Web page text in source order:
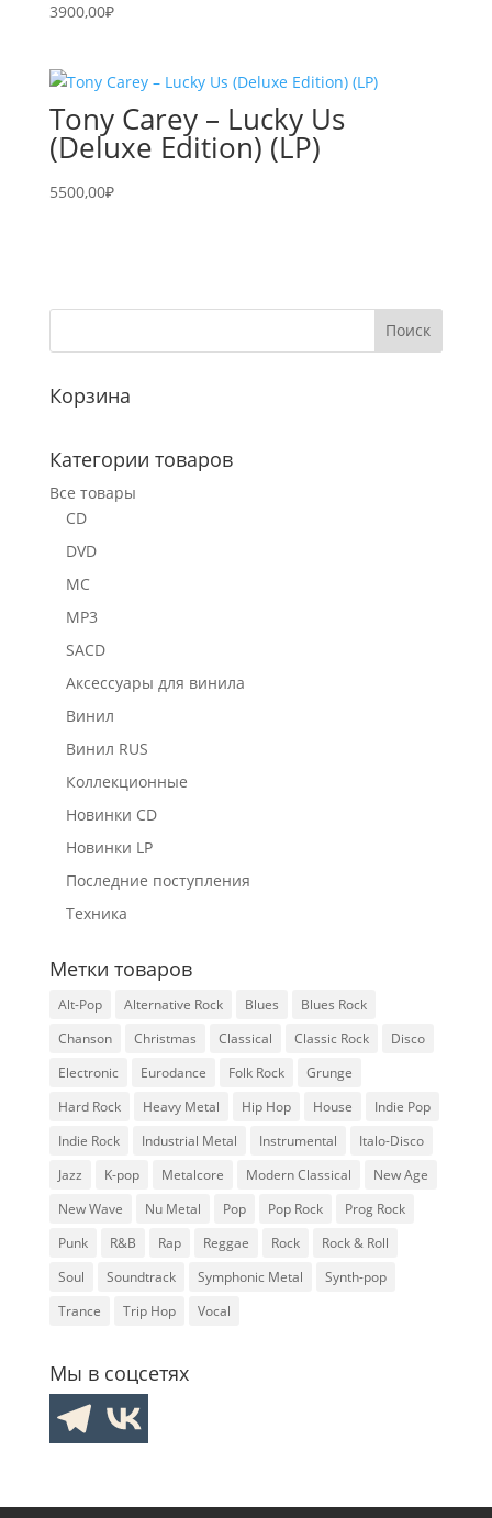
3900,00₽
Tony Carey – Lucky Us
(Deluxe Edition) (LP)
5500,00₽
Корзина
Категории товаров
Все товары
CD
DVD
MC
MP3
SACD
Аксессуары для винила
Винил
Винил RUS
Коллекционные
Новинки CD
Новинки LP
Последние поступления
Техника
Метки товаров
Alt-Pop Alternative Rock Blues
Blues Rock
Chanson
Christmas Classical Classic Rock
Disco
Electronic
Eurodance Folk Rock
Grunge
Hard Rock
Heavy Metal Hip Hop House
Indie Pop
Indie Rock
Industrial Metal Instrumental
Italo-Disco
Jazz
K-pop Metalcore Modern Classical
New Age
New Wave
Nu Metal Pop Pop Rock
Prog Rock
Punk
R&B Rap Reggae Rock
Rock & Roll
Soul
Soundtrack Symphonic Metal
Synth-pop
Trance
Trip Hop Vocal
Мы в соцсетях